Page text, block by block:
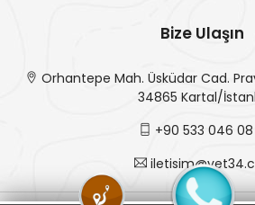
Bize Ulaşın
Orhantepe Mah. Üsküdar Cad.
34865 Kartal/
+90 533 046